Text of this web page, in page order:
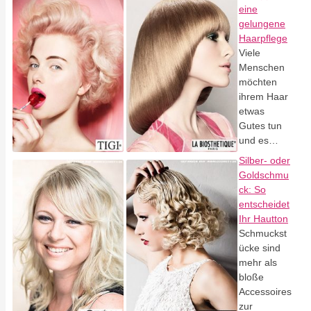
eine
gelungene
Haarpflege
Viele
Menschen
möchten
ihrem Haar
etwas
Gutes tun
und es…
Silber- oder
Goldschmu
ck: So
entscheidet
Ihr Hautton
Schmuckst
ücke sind
mehr als
bloße
Accessoires
zur